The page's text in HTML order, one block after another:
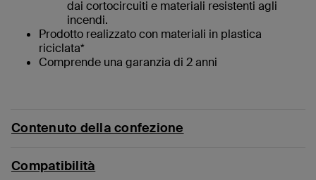
dai cortocircuiti e materiali resistenti agli
incendi.
Prodotto realizzato con materiali in plastica
riciclata*
Comprende una garanzia di 2 anni
Contenuto della confezione
Compatibilità